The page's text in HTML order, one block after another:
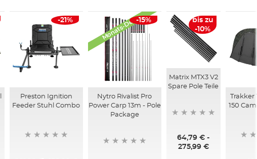
-21%
Preston Ignition
Feeder Stuhl Combo
Monats-Deals-15%
Nytro Rivalist Pro
Power Carp 13m - Pole
Package
bis zu
-10%
Matrix MTX3 V2
Spare Pole Teile
64,79 € -
275,99 €
150